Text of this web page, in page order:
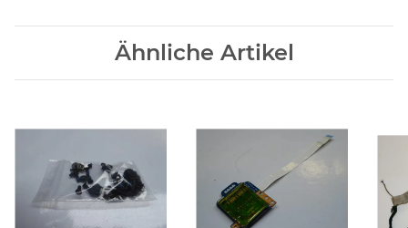
Ähnliche Artikel